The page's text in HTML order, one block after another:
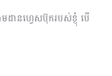
មដានហេ្វសប៊ុករបស់ខ្ញុំ បើ